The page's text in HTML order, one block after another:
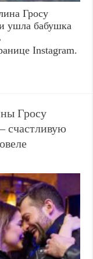
Гросу
ушла бабушка
Instagram.
Гросу
счастливую